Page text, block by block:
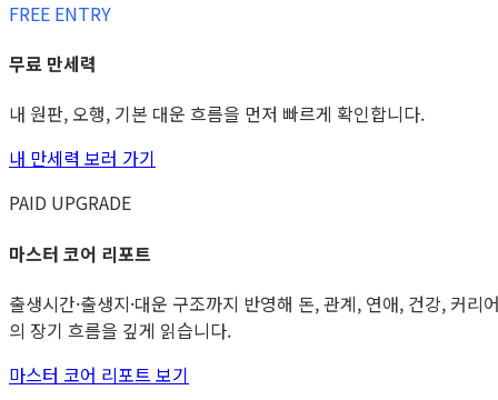
FREE ENTRY
무료 만세력
내 원판, 오행, 기본 대운 흐름을 먼저 빠르게 확인합니다.
내 만세력 보러 가기
PAID UPGRADE
마스터 코어 리포트
출생시간·출생지·대운 구조까지 반영해 돈, 관계, 연애, 건강, 커리
의 장기 흐름을 깊게 읽습니다.
마스터 코어 리포트 보기